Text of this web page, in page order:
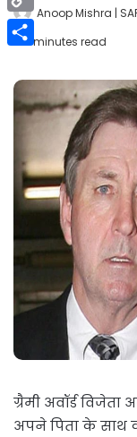
Anoop Mishra |
2 minutes read
ग्रैमी अवॉर्ड
अपने पिता के साथ
Copy
Link